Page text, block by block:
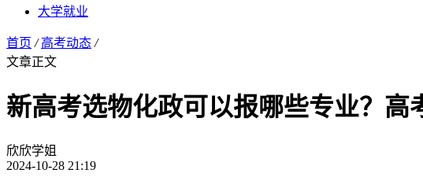
大学就业
首页 / 高考动态 /
文章正文
新高考选物化政可以报哪些专业？高
欣欣学姐
2024-10-28 21:19